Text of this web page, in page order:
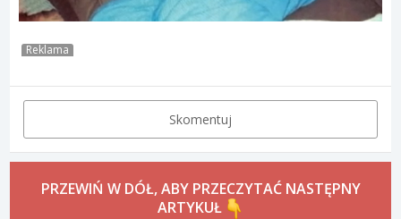
Reklama
Skomentuj
PRZEWIŃ W DÓŁ, ABY PRZECZYTAĆ NASTĘPNY
ARTYKUŁ